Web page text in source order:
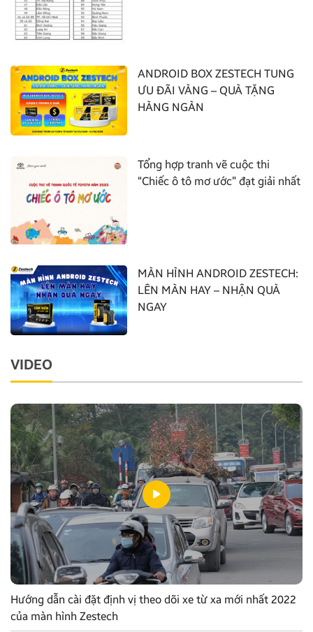
ANDROID BOX ZESTECH TUNG
ƯU ĐÃI VÀNG – QUÀ TẶNG
HÀNG NGÀN
Tổng hợp tranh vẽ cuộc thi
“Chiếc ô tô mơ ước” đạt giải nhất
MÀN HÌNH ANDROID ZESTECH:
LÊN MÀN HAY – NHẬN QUÀ
NGAY
VIDEO
Hướng dẫn cài đặt định vị theo dõi xe từ xa mới nhất 2022
của màn hình Zestech